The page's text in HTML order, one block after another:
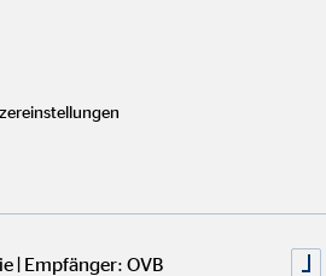
und
| Empfänger: OVB